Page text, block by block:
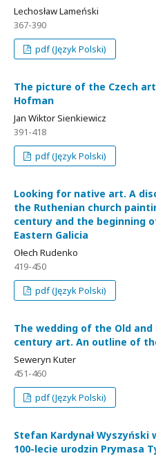
Lechosław Lameński
367-390
pdf (Język Polski)
The picture of the Czech
Hofman
Jan Wiktor Sienkiewicz
391-418
pdf (Język Polski)
Looking for native art. A
the Ruthenian church
century and the beginning
Eastern Galicia
Ołech Rudenko
419-450
pdf (Język Polski)
The wedding of the Old
century art. An outline of
Seweryn Kuter
451-460
pdf (Język Polski)
Stefan Kardynał
100-lecie urodzin Prymasa